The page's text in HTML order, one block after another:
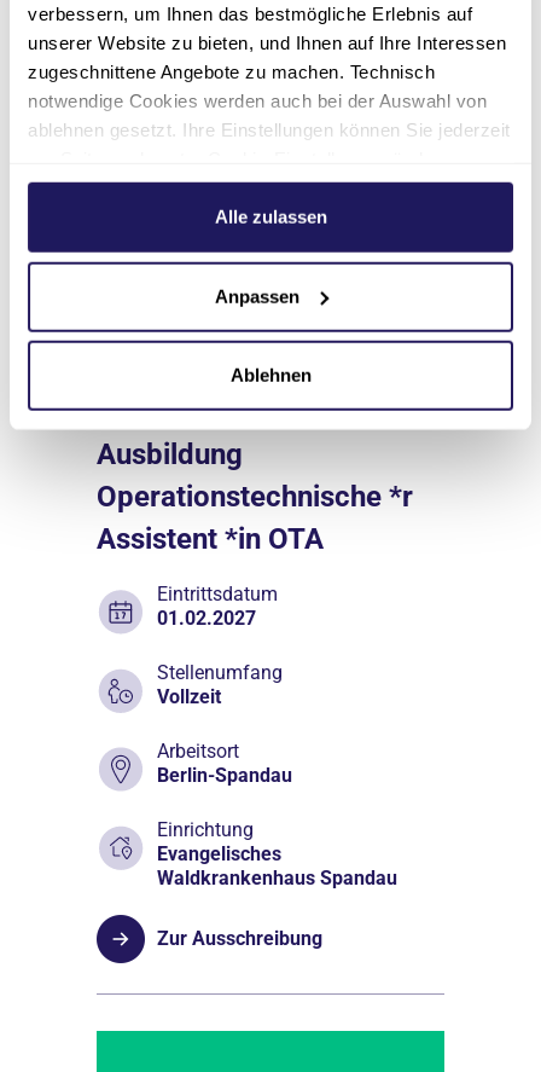
verbessern, um Ihnen das bestmögliche Erlebnis auf
unserer Website zu bieten, und Ihnen auf Ihre Interessen
zugeschnittene Angebote zu machen. Technisch
notwendige Cookies werden auch bei der Auswahl von
ablehnen gesetzt. Ihre Einstellungen können Sie jederzeit
Weitere Informationen hierzu finden Sie in unserer
.
Alle zulassen
Anpassen
Ablehnen
Nicht-ärztliche Heilberufe
Ausbildung
Operationstechnische *r
Assistent *in OTA
Eintrittsdatum
01.02.2027
Stellenumfang
Vollzeit
Arbeitsort
Berlin-Spandau
Einrichtung
Evangelisches
Waldkrankenhaus Spandau
Zur Ausschreibung